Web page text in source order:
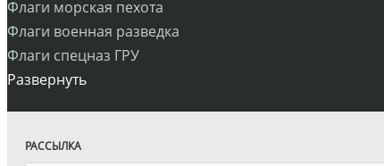
Флаги морская пехота
Флаги военная разведка
Флаги спецназ ГРУ
Развернуть
РАССЫЛКА